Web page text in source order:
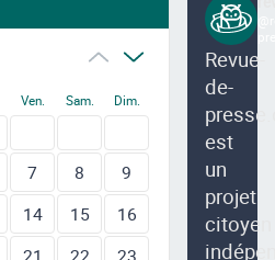
Ven. Sam. Dim.
7 8
9
14 15
16
Revue-
de-
est
un
projet
citoyen